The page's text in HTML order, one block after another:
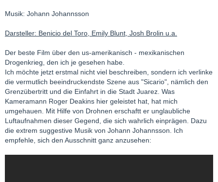
Musik: Johann Johannsson
Darsteller: Benicio del Toro, Emily Blunt, Josh Brolin u.a.
Der beste Film über den us-amerikanisch - mexikanischen
Drogenkrieg, den ich je gesehen habe.
Ich möchte jetzt erstmal nicht viel beschreiben, sondern ich verlinke
die vermutlich beeindruckendste Szene aus "Sicario", nämlich den
Grenzübertritt und die Einfahrt in die Stadt Juarez. Was
Kameramann Roger Deakins hier geleistet hat, hat mich
umgehauen. Mit Hilfe von Drohnen erschaftt er unglaubliche
Luftaufnahmen dieser Gegend, die sich wahrlich einprägen. Dazu
die extrem suggestive Musik von Johann Johannsson. Ich
empfehle, sich den Ausschnitt ganz anzusehen: